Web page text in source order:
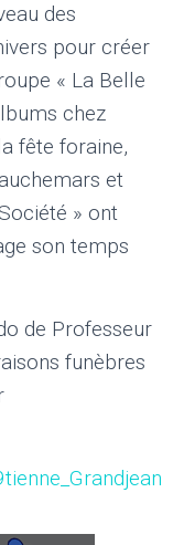
des
pour créer
« La Belle
chez
fête foraine,
et
» ont
son temps
de Professeur
funèbres